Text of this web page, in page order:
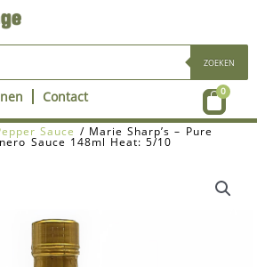
ZOEKEN
Contact 0
Sauce / Marie Sharp’s – Pure
Sauce 148ml Heat: 5/10